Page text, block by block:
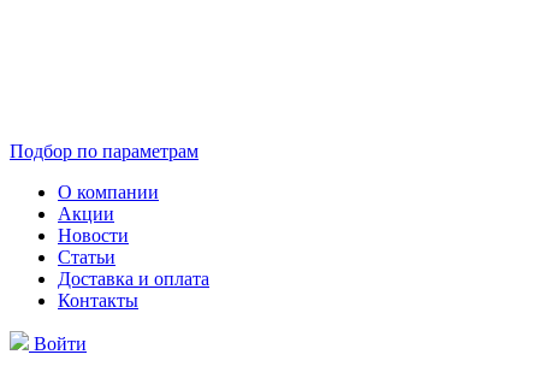
Подбор по параметрам
О компании
Акции
Новости
Статьи
Доставка и оплата
Контакты
Войти